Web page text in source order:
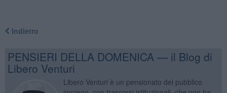
Indietro
PENSIERI DELLA DOMENICA — il Blog di
Libero Venturi
Libero Venturi è un pensionato del pubblico